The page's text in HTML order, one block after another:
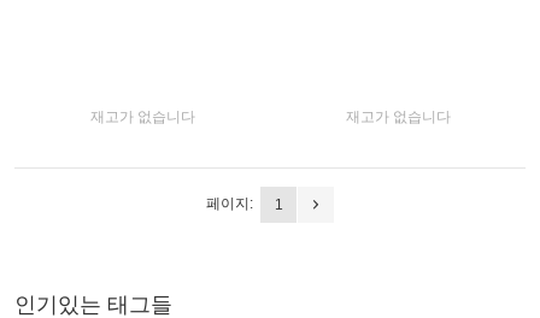
재고가 없습니다 재고가 없습니다
페이지: 1
인기있는 태그들